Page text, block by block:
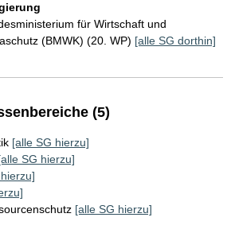
für Wirtschaft und
(BMWK) (20. WP) [alle SG dorthin]
(5)
[alle SG hierzu]
SG hierzu]
[alle SG hierzu]